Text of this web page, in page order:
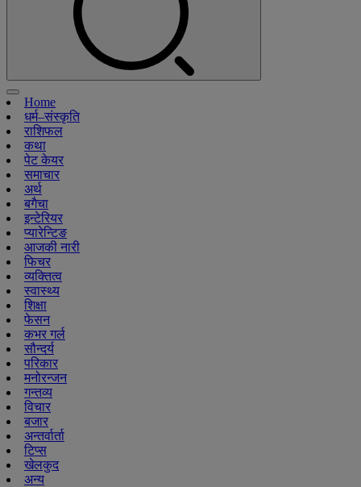
Home
धर्म–संस्कृति
राशिफल
कथा
पेट केयर
समाचार
अर्थ
बगैचा
इन्टेरियर
प्यारेन्टिङ
आजकी नारी
फिचर
व्यक्तित्व
स्वास्थ्य
शिक्षा
फेसन
कभर गर्ल
सौन्दर्य
परिकार
मनोरन्जन
गन्तव्य
विचार
बजार
अन्तर्वार्ता
टिप्स
खेलकुद
अन्य